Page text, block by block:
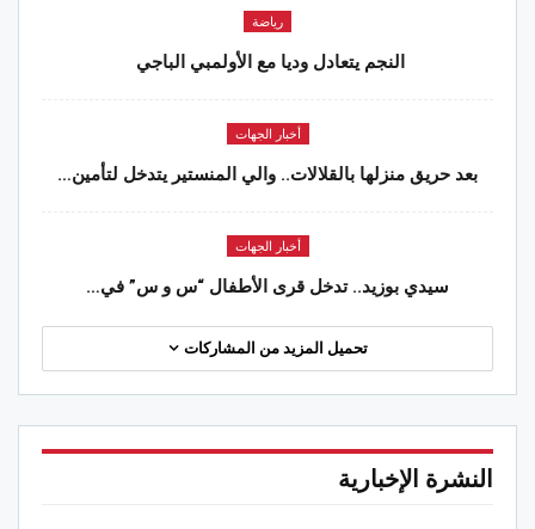
رياضة
النجم يتعادل وديا مع الأولمبي الباجي
أخبار الجهات
بعد حريق منزلها بالقلالات.. والي المنستير يتدخل لتأمين…
أخبار الجهات
سيدي بوزيد.. تدخل قرى الأطفال “س و س” في…
تحميل المزيد من المشاركات
النشرة الإخبارية